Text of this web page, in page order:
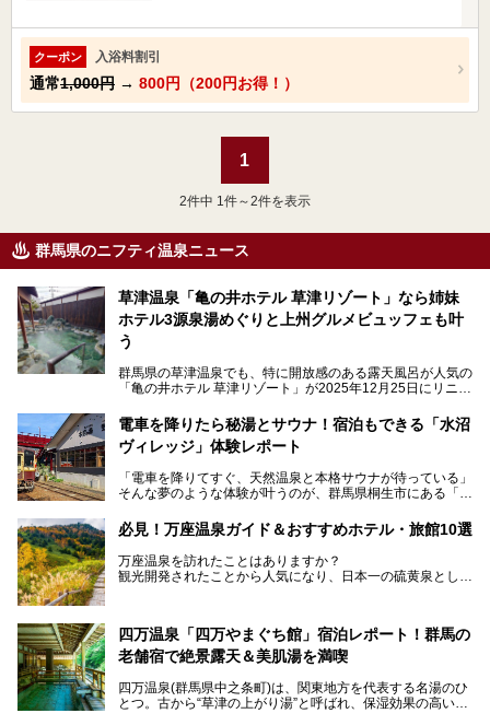
クーポン 入浴料割引
通常1,000円 → 800円（200円お得！）
1
2件中 1件～2件を表示
群馬県のニフティ温泉ニュース
草津温泉「亀の井ホテル 草津リゾート」なら姉妹
ホテル3源泉湯めぐりと上州グルメビュッフェも叶
う
群馬県の草津温泉でも、特に開放感のある露天風呂が人気の
「亀の井ホテル 草津リゾート」が2025年12月25日にリニュ
ロビーや客室が綺麗になって、上州グルメにこだわったビュ
ッフェも人気！アクセスはシャトルバスで楽々、さらに草津
温泉にある姉妹ホテルの「草津温泉 大東舘」「亀の井ホテ
今回はそんな「亀の井ホテル 草津リゾート」を徹底レポー
───
提供元：アイコニア・ホスピタリティ株式会社【PR】
この記事は亀の井ホテル 草津リゾートのPR記事です。
電車を降りたら秘湯とサウナ！宿泊もできる「水沼
ヴィレッジ」体験レポート
「電車を降りてすぐ、天然温泉と本格サウナが待っている」
そんな夢のような体験が叶うのが、群馬県桐生市にある「駅
日帰り温泉の「水沼の湯」と宿泊もできる「サウナの森」、
２つのエリアがあります。
今回は、その中でも特にユニークな駅直結の「水沼の湯」の
魅力に焦点を当て、温泉好き、サウナー、そして電車旅好き
必見！万座温泉ガイド＆おすすめホテル・旅館10選
万座温泉を訪れたことはありますか？
観光開発されたことから人気になり、日本一の硫黄泉として
も多いかもしれません。
そこで筆者である私が実際に行ってみました！万座温泉の楽
しみ方や周辺の観光地を解説します。
また、日帰り入浴できる温泉から混浴可能な温泉まで、おす
すめの入浴施設もご紹介します！
四万温泉「四万やまぐち館」宿泊レポート！群馬の
老舗宿で絶景露天＆美肌湯を満喫
四万温泉(群馬県中之条町)は、関東地方を代表する名湯のひ
とつ。古から“草津の上がり湯”と呼ばれ、保湿効果の高い美